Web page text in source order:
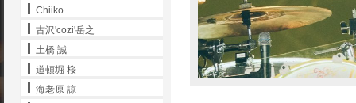
Chiiko
古沢'cozi'岳之
土橋 誠
道頓堀 桜
海老原 諒